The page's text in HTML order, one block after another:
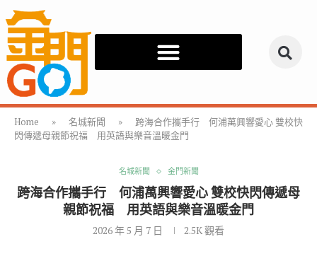
Home » 名城新聞 »
跨海合作攜手行 何浦萬興響愛心 雙校快
閃傳遞母親節祝福 用英語與樂音溫暖金門
名城新聞 金門新聞
跨海合作攜手行 何浦萬興響愛心 雙校快閃傳遞母
親節祝福 用英語與樂音溫暖金門
2026 年 5 月 7 日 2.5K觀看